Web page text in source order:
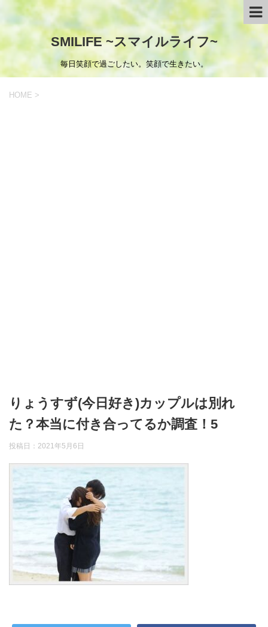
SMILIFE ~スマイルライフ~
毎日笑顔で過ごしたい。笑顔で生きたい。
HOME >
りょうすず(今日好き)カップルは別れ
た？本当に付き合ってるか調査！5
投稿日： 2021年5月6日